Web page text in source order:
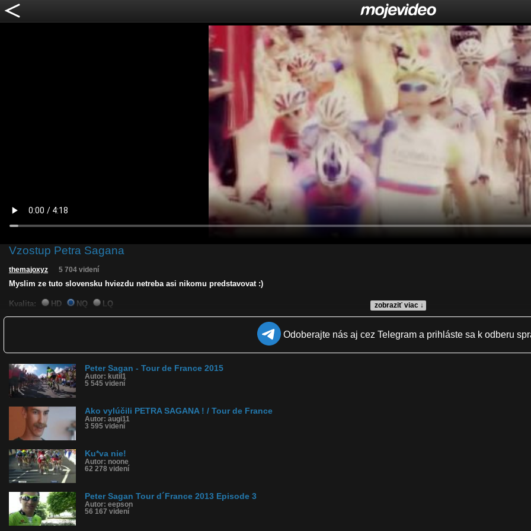
Vzostup Petra Sagana
zobraziť viac ↓
themajoxyz 5 704 videní
Myslim ze tuto slovensku hviezdu netreba asi nikomu predstavovat :)
Kvalita: HD NQ
LQ
Dľžka: 4:18
Tagy: peter sagan, the rise of, tour de france, tourminator, cyklistika, cannondale pro cycling
História sledovanosti videa:
Odoberajte nás aj cez Telegram a prihláste sa k odberu
Peter Sagan - Tour de France 2015
Autor: kutil1
5 545 videní
Ako vylúčili PETRA SAGANA ! / Tour de France
Autor: augi11
3 595 videní
Ku*va nie!
Autor: noone
62 278 videní
Peter Sagan Tour d´France 2013 Episode 3
Autor: eepson
56 167 videní